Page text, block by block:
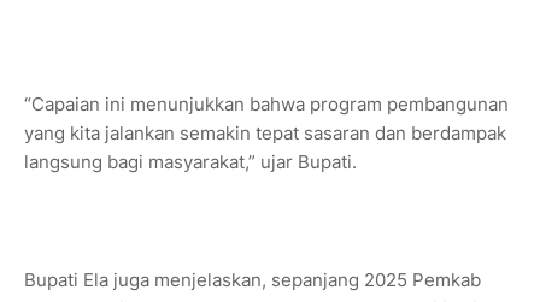
“Capaian ini menunjukkan bahwa program pembangunan
yang kita jalankan semakin tepat sasaran dan berdampak
langsung bagi masyarakat,” ujar Bupati.
Bupati Ela juga menjelaskan, sepanjang 2025 Pemkab